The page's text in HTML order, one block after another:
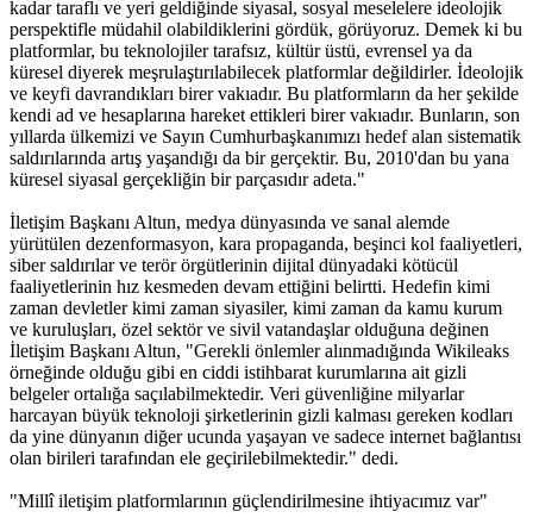
kadar taraflı ve yeri geldiğinde siyasal, sosyal meselelere ideolojik
perspektifle müdahil olabildiklerini gördük, görüyoruz. Demek ki bu
platformlar, bu teknolojiler tarafsız, kültür üstü, evrensel ya da
küresel diyerek meşrulaştırılabilecek platformlar değildirler. İdeolojik
ve keyfi davrandıkları birer vakıadır. Bu platformların da her şekilde
kendi ad ve hesaplarına hareket ettikleri birer vakıadır. Bunların, son
yıllarda ülkemizi ve Sayın Cumhurbaşkanımızı hedef alan sistematik
saldırılarında artış yaşandığı da bir gerçektir. Bu, 2010'dan bu yana
küresel siyasal gerçekliğin bir parçasıdır adeta."
İletişim Başkanı Altun, medya dünyasında ve sanal alemde
yürütülen dezenformasyon, kara propaganda, beşinci kol faaliyetleri,
siber saldırılar ve terör örgütlerinin dijital dünyadaki kötücül
faaliyetlerinin hız kesmeden devam ettiğini belirtti. Hedefin kimi
zaman devletler kimi zaman siyasiler, kimi zaman da kamu kurum
ve kuruluşları, özel sektör ve sivil vatandaşlar olduğuna değinen
İletişim Başkanı Altun, "Gerekli önlemler alınmadığında Wikileaks
örneğinde olduğu gibi en ciddi istihbarat kurumlarına ait gizli
belgeler ortalığa saçılabilmektedir. Veri güvenliğine milyarlar
harcayan büyük teknoloji şirketlerinin gizli kalması gereken kodları
da yine dünyanın diğer ucunda yaşayan ve sadece internet bağlantısı
olan birileri tarafından ele geçirilebilmektedir." dedi.
"Millî iletişim platformlarının güçlendirilmesine ihtiyacımız var"